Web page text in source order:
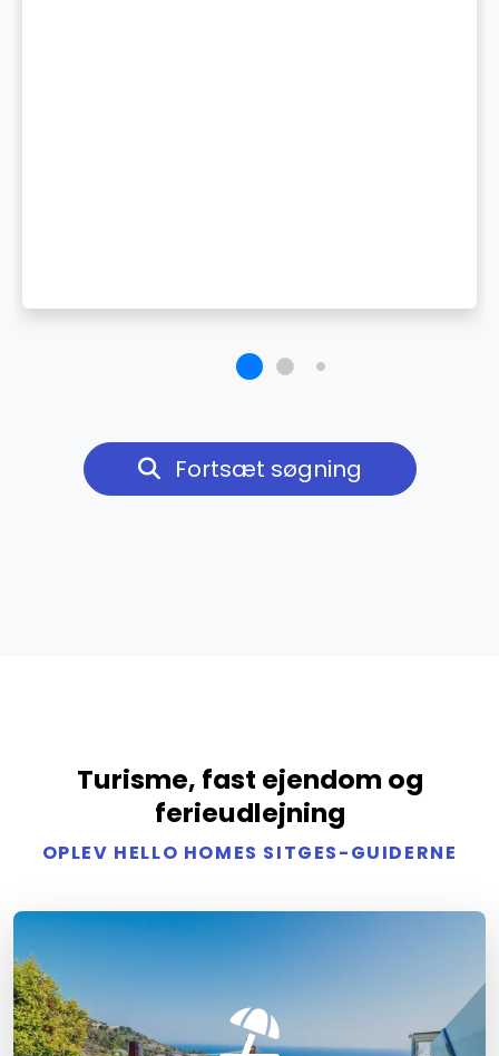
Fortsæt søgning
Turisme, fast ejendom og
ferieudlejning
OPLEV HELLO HOMES SITGES-GUIDERNE